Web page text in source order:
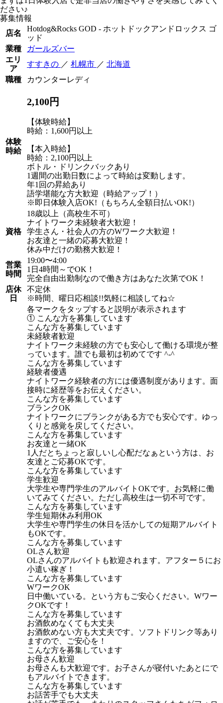
ださい♪
募集情報
店名
Hotdog&Rocks GOD - ホットドックアンドロックス ゴ
ッド
業種
ガールズバー
エリ
ア
すすきの ／ 札幌市 ／ 北海道
職種
カウンターレディ
体験
時給
2,100円
【体験時給】
時給：1,600円以上
【本入時給】
時給：2,100円以上
ボトル・ドリンクバックあり
1週間の出勤日数によって時給は変動します。
年1回の昇給あり
語学堪能な方大歓迎（時給アップ！）
※即日体験入店OK!（もちろん全額日払いOK!）
資格
18歳以上（高校生不可）
ナイトワーク未経験者大歓迎！
学生さん・社会人の方のWワーク大歓迎！
お友達と一緒の応募大歓迎！
休み中だけの勤務大歓迎！
営業
時間
19:00〜4:00
1日4時間～でOK！
完全自由出勤制なので働き方はあなた次第でOK！
店休
日
不定休
※時間、曜日応相談!!気軽に相談してね☆
各マークをタップすると説明が表示されます
① こんな方を募集しています
こんな方を募集しています
未経験者歓迎
ナイトワーク未経験の方でも安心して働ける環境が整
っています。誰でも最初は初めてです ^-^
こんな方を募集しています
経験者優遇
ナイトワーク経験者の方には優遇制度があります。面
接時に経歴等をお伝えください。
こんな方を募集しています
ブランクOK
ナイトワークにブランクがある方でも安心です。ゆっ
くりと感覚を戻してください。
こんな方を募集しています
お友達と一緒OK
1人だとちょっと寂しいし心配だなぁという方は、お
友達とご応募OKです。
こんな方を募集しています
学生歓迎
大学生や専門学生のアルバイトOKです。お気軽に働
いてみてください。ただし高校生は一切不可です。
こんな方を募集しています
学生短期休み利用OK
大学生や専門学生の休日を活かしての短期アルバイト
もOKです。
こんな方を募集しています
OLさん歓迎
OLさんのアルバイトも歓迎されます。アフター５にお
小遣い稼ぎ！
こんな方を募集しています
WワークOK
日中働いている。という方もご安心ください。Wワー
クOKです！
こんな方を募集しています
お酒飲めなくても大丈夫
お酒飲めない方も大丈夫です。ソフトドリンク等あり
ますので、ご安心を！
こんな方を募集しています
お母さん歓迎
お母さんも大歓迎です。お子さんが寝付いたあとにで
もアルバイトできます。
こんな方を募集しています
お話苦手でも大丈夫